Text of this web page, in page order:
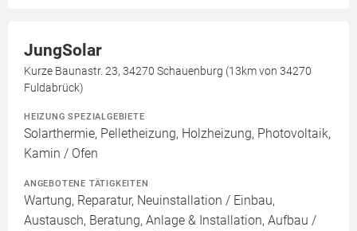
JungSolar
Kurze Baunastr. 23, 34270 Schauenburg (13km von 34270
Fuldabrück)
HEIZUNG SPEZIALGEBIETE
Solarthermie, Pelletheizung, Holzheizung, Photovoltaik,
Kamin / Ofen
ANGEBOTENE TÄTIGKEITEN
Wartung, Reparatur, Neuinstallation / Einbau,
Austausch, Beratung, Anlage & Installation, Aufbau /